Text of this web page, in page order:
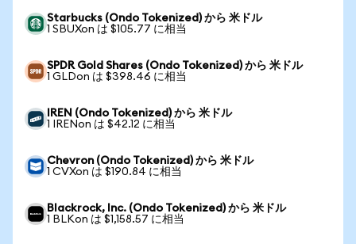
Starbucks (Ondo Tokenized) から 米ドル
1 SBUXon は $105.77 に相当
SPDR Gold Shares (Ondo Tokenized) から 米ドル
1 GLDon は $398.46 に相当
IREN (Ondo Tokenized) から 米ドル
1 IRENon は $42.12 に相当
Chevron (Ondo Tokenized) から 米ドル
1 CVXon は $190.84 に相当
Blackrock, Inc. (Ondo Tokenized) から 米ドル
1 BLKon は $1,158.57 に相当